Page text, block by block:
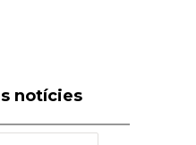
notícies